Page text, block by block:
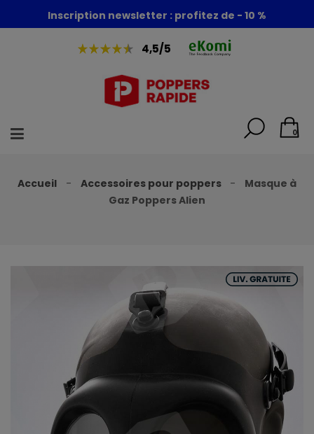
Foire aux poppers : - 30% + 1 poppers offert
Inscription newsletter : profitez de - 10 %
4,5/5
0
Accueil Accessoires pour poppers
Masque à
Gaz Poppers Alien